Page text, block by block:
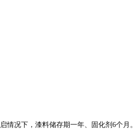
情况下，漆料储存期一年、固化剂6个月。